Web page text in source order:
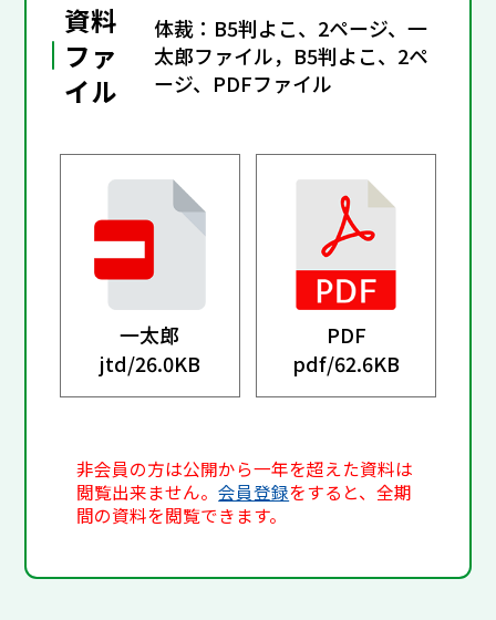
資料
ファ
イル
体裁：B5判よこ、2ページ、一
太郎ファイル，B5判よこ、2ペ
ージ、PDFファイル
一太郎
jtd/26.0KB
PDF
pdf/62.6KB
非会員の方は公開から一年を超えた資料は
閲覧出来ません。会員登録をすると、全期
間の資料を閲覧できます。